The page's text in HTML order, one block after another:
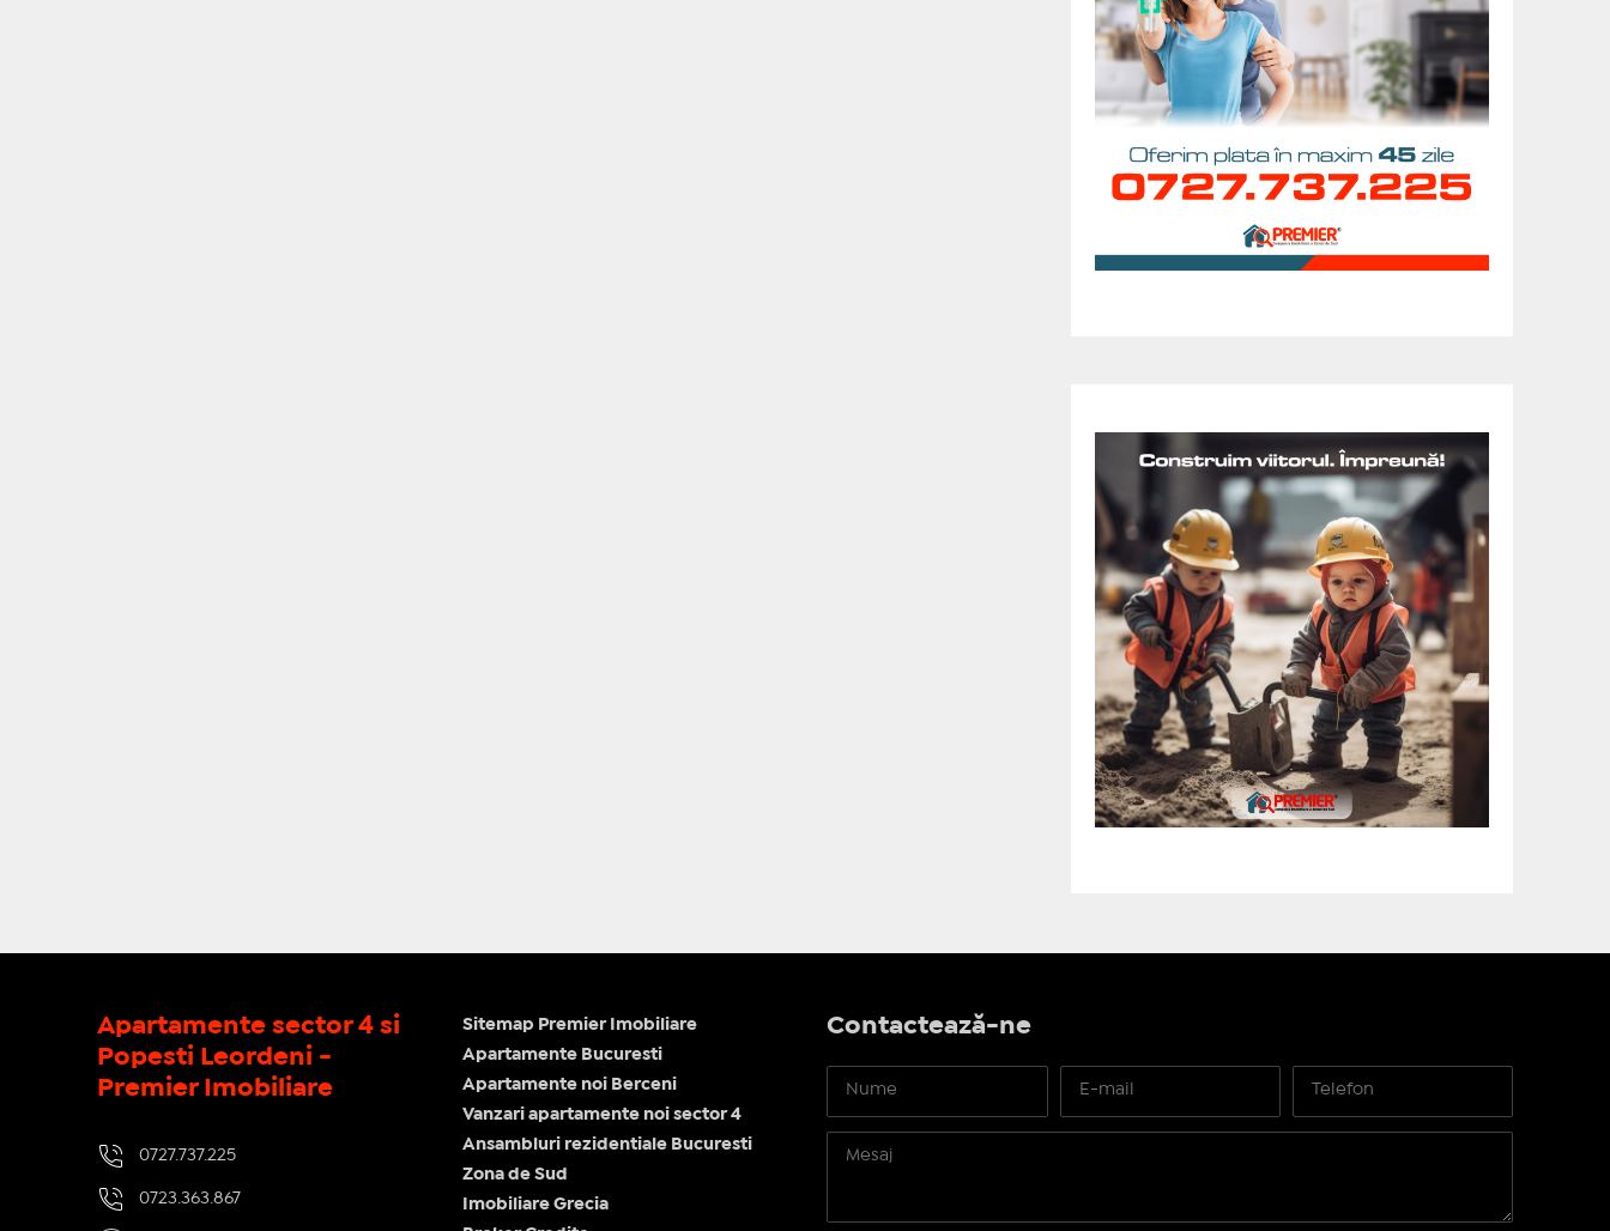
Apartamente sector 4 si
Popesti Leordeni -
Premier Imobiliare
0727.737.225
0723.363.867
Sitemap Premier Imobiliare
Apartamente Bucuresti
Apartamente noi Berceni
Vanzari apartamente noi sector 4
Ansambluri rezidentiale Bucuresti
Zona de Sud
Imobiliare Grecia
Contactează-ne